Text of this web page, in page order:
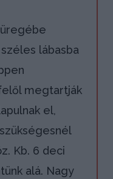
lábasba
megtartják
el,
Kb. 6 deci
alá. Nagy